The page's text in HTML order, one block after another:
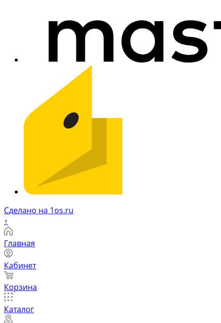
Сделано на 1os.ru
↑
Главная
Кабинет
Корзина
Каталог